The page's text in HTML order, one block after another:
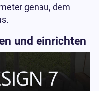
genau, dem
und einrichten